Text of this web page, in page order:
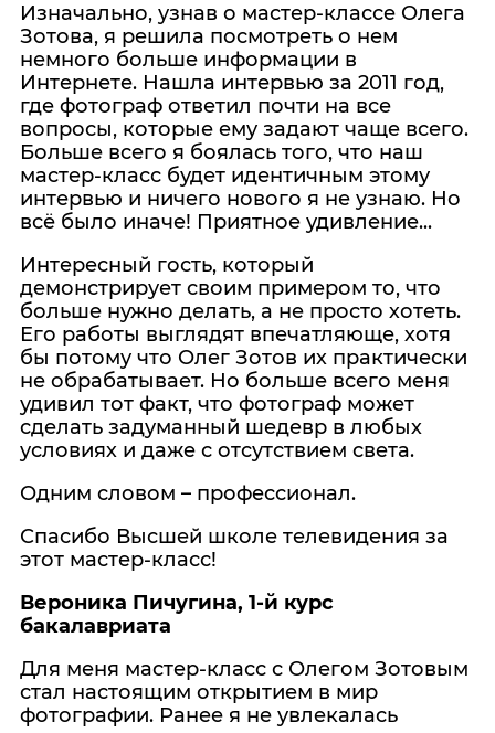
Изначально, узнав о мастер-классе Олега
Зотова, я решила посмотреть о нем
немного больше информации в
Интернете. Нашла интервью за 2011 год,
где фотограф ответил почти на все
вопросы, которые ему задают чаще всего.
Больше всего я боялась того, что наш
мастер-класс будет идентичным этому
интервью и ничего нового я не узнаю. Но
всё было иначе! Приятное удивление...
Интересный гость, который
демонстрирует своим примером то, что
больше нужно делать, а не просто хотеть.
Его работы выглядят впечатляюще, хотя
бы потому что Олег Зотов их практически
не обрабатывает. Но больше всего меня
удивил тот факт, что фотограф может
сделать задуманный шедевр в любых
условиях и даже с отсутствием света.
Одним словом – профессионал.
Спасибо Высшей школе телевидения за
этот мастер-класс!
Вероника Пичугина, 1-й курс
бакалавриата
Для меня мастер-класс с Олегом Зотовым
стал настоящим открытием в мир
фотографии. Ранее я не увлекалась